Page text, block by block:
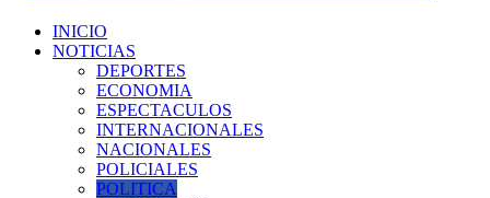
INICIO
NOTICIAS
DEPORTES
ECONOMIA
ESPECTACULOS
INTERNACIONALES
NACIONALES
POLICIALES
POLITICA